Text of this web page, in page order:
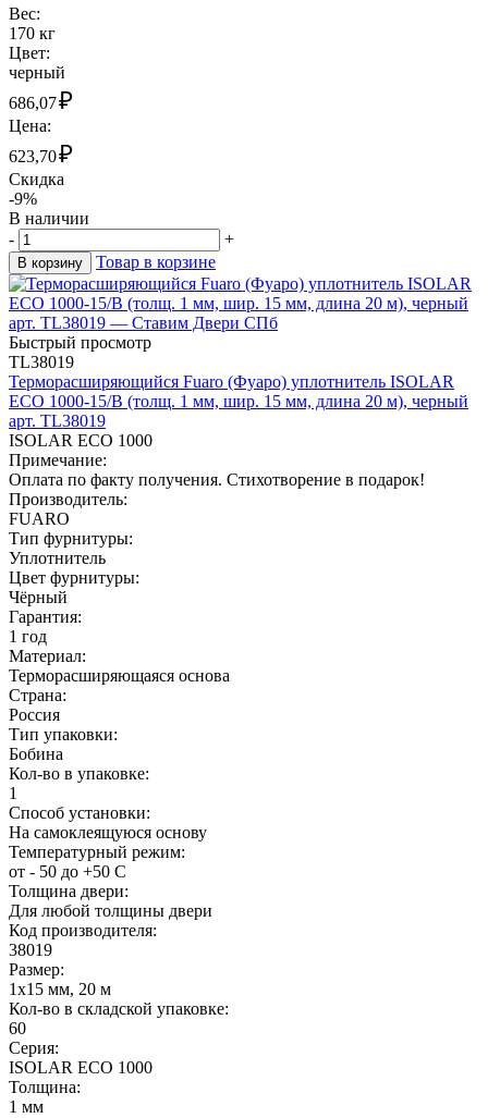
Вес:
170 кг
Цвет:
черный
686,07₽
Цена:
623,70₽
Скидка
-9%
В наличии
-
+
В корзину Товар в корзине
Быстрый просмотр
TL38019
Терморасширяющийся Fuaro (Фуаро) уплотнитель ISOLAR
ECO 1000-15/B (толщ. 1 мм, шир. 15 мм, длина 20 м), черный
арт. TL38019
ISOLAR ECO 1000
Примечание:
Оплата по факту получения. Стихотворение в подарок!
Производитель:
FUARO
Тип фурнитуры:
Уплотнитель
Цвет фурнитуры:
Чёрный
Гарантия:
1 год
Материал:
Терморасширяющаяся основа
Страна:
Россия
Тип упаковки:
Бобина
Кол-во в упаковке:
1
Способ установки:
На самоклеящуюся основу
Температурный режим:
от - 50 до +50 С
Толщина двери:
Для любой толщины двери
Код производителя:
38019
Размер:
1х15 мм, 20 м
Кол-во в складской упаковке:
60
Серия:
ISOLAR ECO 1000
Толщина:
1 мм